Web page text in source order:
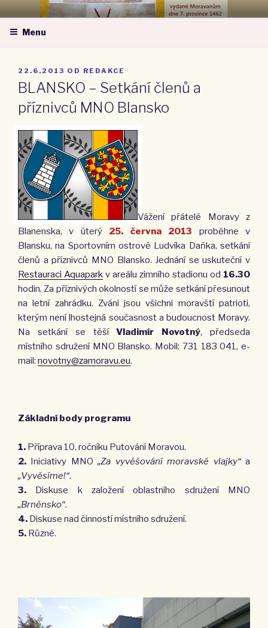
Přejít
k
obsahu
MORAVSKÁ NÁRODNÍ OBEC –
ZA MORAVU
Menu
PUBLIKOVÁNO
22.6.2013 OD REDAKCE
BLANSKO – Setkání členů a
příznivců MNO Blansko
Vážení přátelé Moravy z
Blanenska, v úterý 25. června 2013 proběhne v
Blansku, na Sportovním ostrově Ludvíka Daňka, setkání
členů a příznivců MNO Blansko. Jed­nání se uskuteční v
Restauraci Aquapark v areálu zimního stadionu od 16.30
hodin. Za příznivých okolností se může setkání přesunout
na letní zahrádku. Zváni jsou všichni moravští patrioti,
kterým není lhostejná současnost a budoucnost Moravy.
Na setkání se těšíVladimír Novotný, předseda
místního sdru­žení MNO Blansko. Mobil: 731 183 041, e-
mail: novotny@zamoravu.eu.
Základní body programu
1. Příprava 10. ročníku Putování Moravou.
2. Iniciativy MNO„Za vyvěšování moravské vlajky“a
„Vyvěsíme!“.
3. Diskuse k založení oblastního sdružení MNO
„Brněnsko“.
4. Diskuse nad činností místního sdružení.
5. Různé.